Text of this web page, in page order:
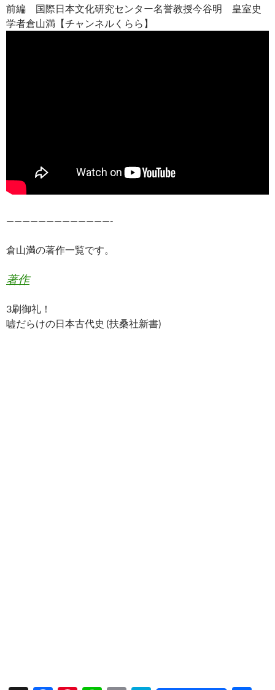
前編 国際日本文化研究センター名誉教授今谷明 皇室史
学者倉山満【チャンネルくらら】
—————————————-
倉山満の著作一覧です。
著作
3刷御礼！
嘘だらけの日本古代史 (扶桑社新書)